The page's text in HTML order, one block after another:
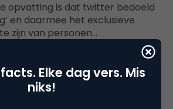
opvatting is dat twitter bedoeld
en daarmee het exclusieve
zijn van personen…
Elke dag vers. Mis
niks!